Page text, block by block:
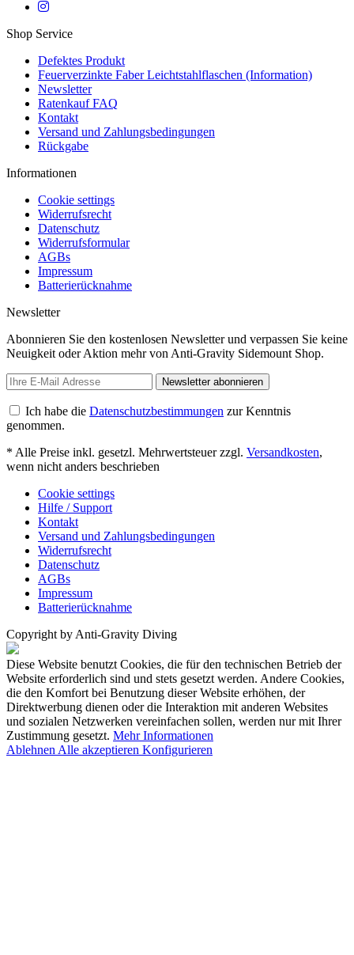
Shop Service
Defektes Produkt
Feuerverzinkte Faber Leichtstahlflaschen (Information)
Newsletter
Ratenkauf FAQ
Kontakt
Versand und Zahlungsbedingungen
Rückgabe
Informationen
Cookie settings
Widerrufsrecht
Datenschutz
Widerrufsformular
AGBs
Impressum
Batterierücknahme
Newsletter
Abonnieren Sie den kostenlosen Newsletter und verpassen Sie keine
Neuigkeit oder Aktion mehr von Anti-Gravity Sidemount Shop.
Newsletter abonnieren
Ich habe die Datenschutzbestimmungen zur Kenntnis
genommen.
* Alle Preise inkl. gesetzl. Mehrwertsteuer zzgl. Versandkosten,
wenn nicht anders beschrieben
Cookie settings
Hilfe / Support
Kontakt
Versand und Zahlungsbedingungen
Widerrufsrecht
Datenschutz
AGBs
Impressum
Batterierücknahme
Copyright by Anti-Gravity Diving
Diese Website benutzt Cookies, die für den technischen Betrieb der
Website erforderlich sind und stets gesetzt werden. Andere Cookies,
die den Komfort bei Benutzung dieser Website erhöhen, der
Direktwerbung dienen oder die Interaktion mit anderen Websites
und sozialen Netzwerken vereinfachen sollen, werden nur mit Ihrer
Zustimmung gesetzt. Mehr Informationen
Ablehnen Alle akzeptieren Konfigurieren